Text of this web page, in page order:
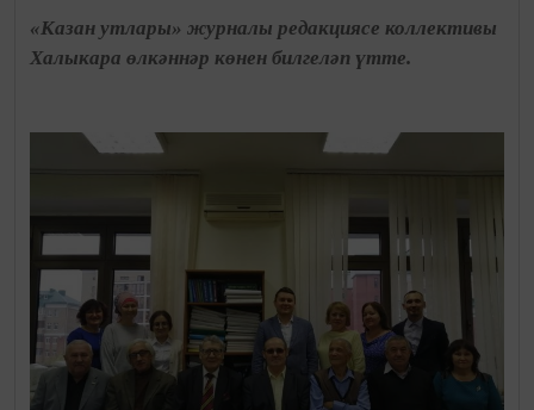
«Казан утлары» журналы редакциясе коллективы
Халыкара өлкәннәр көнен билгеләп үтте.